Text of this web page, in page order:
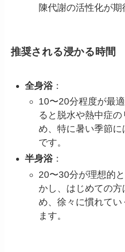
陳代謝の活性化が期
推奨される浸かる時間
全身浴：
10〜20分程度が最
ると脱水や熱中症
め、特に暑い季節
です。
半身浴：
20〜30分が理想的
かし、はじめての
め、徐々に慣れてい
ます。